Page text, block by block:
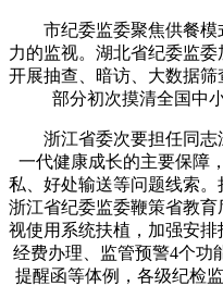
市纪委监委聚焦供餐模
力的监视。湖北省纪委监
开展抽查、暗访、大数据
部分初次摸清全国中
浙江省委次要担任同志
一代健康成长的主要保障
私、好处输送等问题线索。
浙江省纪委监委鞭策省教
视使用系统扶植，加强安排
经费办理、监管预警4个功
提醒函等体例，各级纪检